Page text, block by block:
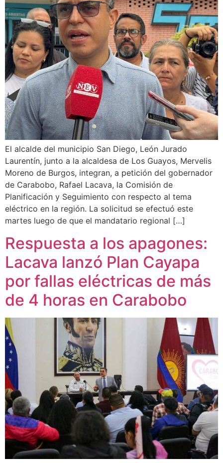
El alcalde del municipio San Diego, León Jurado
Laurentín, junto a la alcaldesa de Los Guayos, Mervelis
Moreno de Burgos, integran, a petición del gobernador
de Carabobo, Rafael Lacava, la Comisión de
Planificación y Seguimiento con respecto al tema
eléctrico en la región. La solicitud se efectuó este
martes luego de que el mandatario regional […]
​Respuesta a los apagones:
Lacava lanzó Plan Cayapa
por fallas eléctricas de más
de 4 horas en Carabobo